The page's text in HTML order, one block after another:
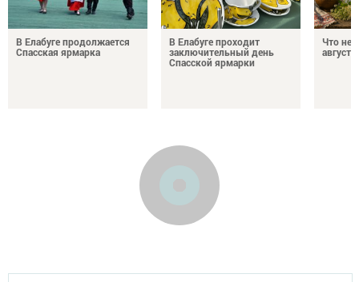
В Елабуге продолжается
Спасская ярмарка
В Елабуге проходит
заключительный день
Спасской ярмарки
Что